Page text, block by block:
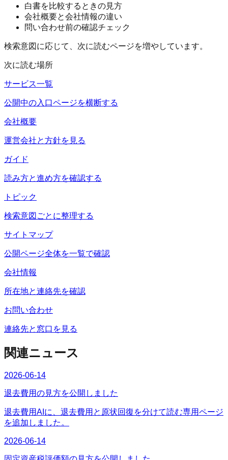
白書を比較するときの見方
会社概要と会社情報の違い
問い合わせ前の確認チェック
検索意図に応じて、次に読むページを増やしています。
次に読む場所
サービス一覧
公開中の入口ページを横断する
会社概要
運営会社と方針を見る
ガイド
読み方と進め方を確認する
トピック
検索意図ごとに整理する
サイトマップ
公開ページ全体を一覧で確認
会社情報
所在地と連絡先を確認
お問い合わせ
連絡先と窓口を見る
関連ニュース
2026-06-14
退去費用の見方を公開しました
退去費用AIに、退去費用と原状回復を分けて読む専用ページ
を追加しました。
2026-06-14